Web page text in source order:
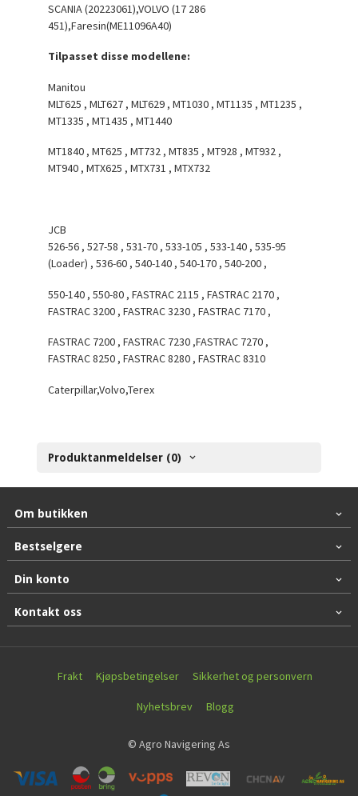
SCANIA (20223061),VOLVO (17 286
451),Faresin(ME11096A40)
Tilpasset disse modellene:
Manitou
MLT625 , MLT627 , MLT629 , MT1030 , MT1135 , MT1235 ,
MT1335 , MT1435 , MT1440
MT1840 , MT625 , MT732 , MT835 , MT928 , MT932 ,
MT940 , MTX625 , MTX731 , MTX732
JCB
526-56 , 527-58 , 531-70 , 533-105 , 533-140 , 535-95
(Loader) , 536-60 , 540-140 , 540-170 , 540-200 ,
550-140 , 550-80 , FASTRAC 2115 , FASTRAC 2170 ,
FASTRAC 3200 , FASTRAC 3230 , FASTRAC 7170 ,
FASTRAC 7200 , FASTRAC 7230 ,FASTRAC 7270 ,
FASTRAC 8250 , FASTRAC 8280 , FASTRAC 8310
Caterpillar,Volvo,Terex
Produktanmeldelser (0)
Om butikken
Bestselgere
Din konto
Kontakt oss
Frakt Kjøpsbetingelser Sikkerhet og personvern
Nyhetsbrev Blogg
© Agro Navigering As